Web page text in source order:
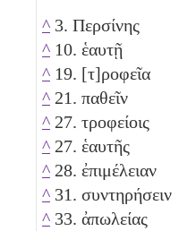
^ 3. Περσίνης
^ 10. ἑαυτῇ
^ 19. [τ]ροφεῖα
^ 21. παθεῖν
^ 27. τροφείοις
^ 27. ἑαυτῆς
^ 28. ἐπιμέλειαν
^ 31. συντηρήσειν
^ 33. ἀπωλείας